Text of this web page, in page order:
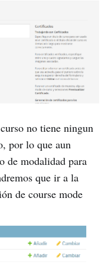
no tiene ningun
por lo que aun
de modalidad para
que ir a la
de course mode